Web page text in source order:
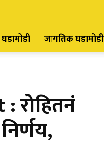
जागतिक घडामोडी
रोहितनं